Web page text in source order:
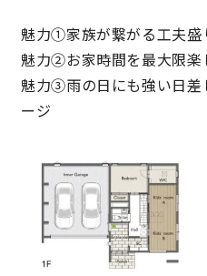
最響の家
nattoku住宅25周年記
Glass Arts
Blue Style
魅力①家族が繋がる工夫
魅力②お家時間を最大限楽
魅力③雨の日にも強い日差
ージ